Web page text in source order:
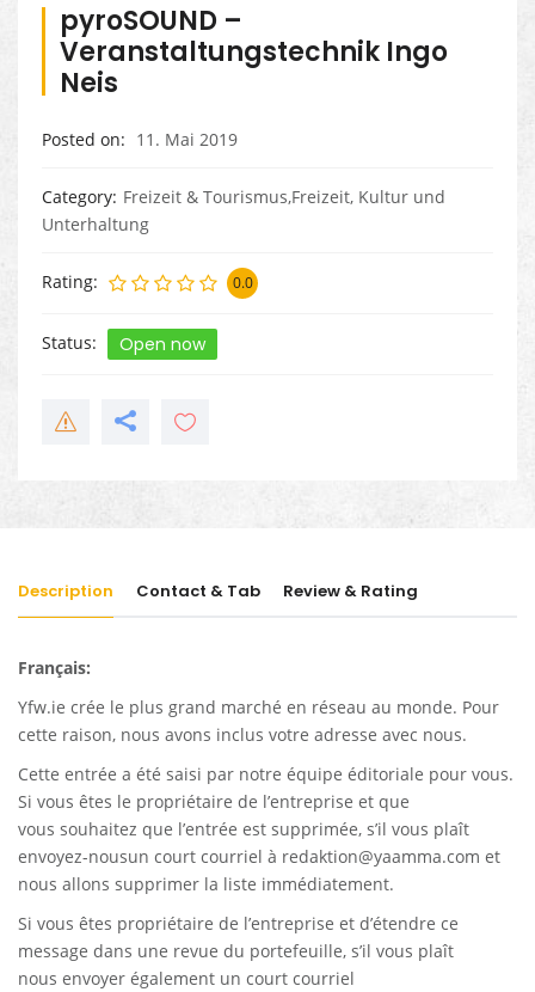
pyroSOUND –
Veranstaltungstechnik Ingo
Neis
Posted on 11. Mai 2019
Category Freizeit & Tourismus,Freizeit, Kultur und
Unterhaltung
Rating 0.0
Status Open now
Description Contact & Tab Review & Rating
Français:
Yfw.ie crée le plus grand marché en réseau au monde. Pour
cette raison, nous avons inclus votre adresse avec nous.
Cette entrée a été saisi par notre équipe éditoriale pour vous.
Si vous êtes le propriétaire de l’entreprise et que
vous souhaitez que l’entrée est supprimée, s’il vous plaît
envoyez-nousun court courriel à redaktion@yaamma.com et
nous allons supprimer la liste immédiatement.
Si vous êtes propriétaire de l’entreprise et d’étendre ce
message dans une revue du portefeuille, s’il vous plaît
nous envoyer également un court courriel